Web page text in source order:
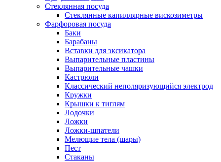
Стеклянная посуда
Стеклянные капиллярные вискозиметры
Фарфоровая посуда
Баки
Барабаны
Вставки для эксикатора
Выпарительные пластины
Выпарительные чашки
Кастрюли
Классический неполяризующийся электрод
Кружки
Крышки к тиглям
Лодочки
Ложки
Ложки-шпатели
Мелющие тела (шары)
Пест
Стаканы